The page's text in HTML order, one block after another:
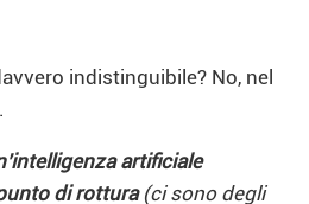
indistinguibile? No, nel
artificiale
di rottura(ci sono degli